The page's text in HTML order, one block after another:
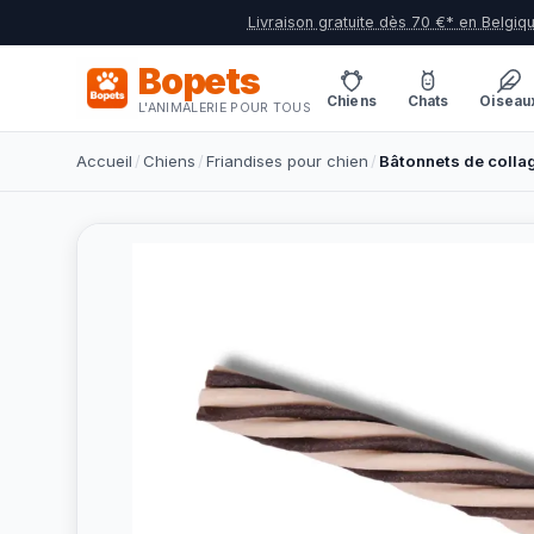
Livraison gratuite dès 70 €* en
Bopets
L'ANIMALERIE POUR TOUS Chiens Chats
Accueil /Chiens /Friandises pour chien / Bâtonnets de